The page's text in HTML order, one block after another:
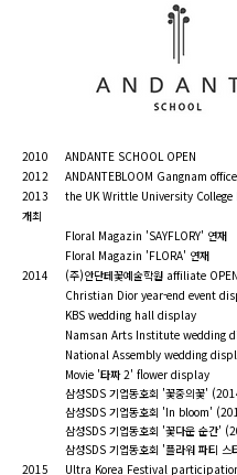
2010
ANDANTE SCHOOL OPEN
2012 ANDANTEBLOOM Gangnam office
2013 the UK Writtle University College
개최
Floral Magazin 'SAYFLORY' 연재
Floral Magazin 'FLORA' 연재
2014 (주)안단테꽃예술학원 affiliate OPEN
Christian Dior year-end event
KBS wedding hall display
Namsan Arts Institute wedding
National Assembly wedding
Movie '타짜 2' flower display
삼성SDS 기업동호회 '꽃중의꽃'
삼성SDS 기업동호회 'In bloom'
삼성SDS 기업동호회 '꽃다운 순간'
삼성SDS 기업동호회 '플라워 파티 스
2015 Ultra Korea Festival